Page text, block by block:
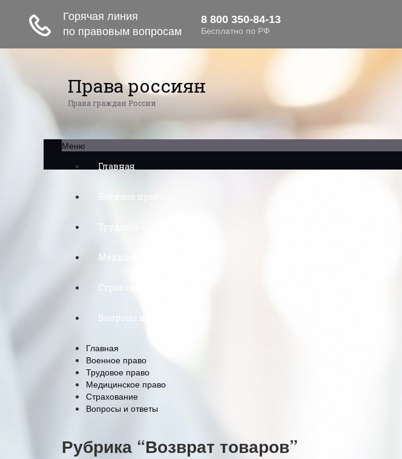
Права россиян
Права граждан России
Меню
Главная
Военное право
Трудовое право
Медицинское право
Страхование
Вопросы и ответы
Главная
Военное право
Трудовое право
Медицинское право
Страхование
Вопросы и ответы
Рубрика “Возврат товаров”